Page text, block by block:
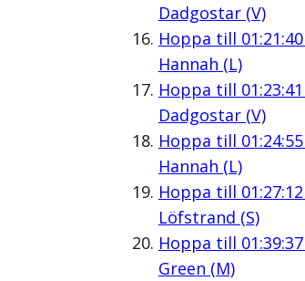
Dadgostar (V)
Hoppa till 01:21:40
Hannah (L)
Hoppa till 01:23:41
Dadgostar (V)
Hoppa till 01:24:55
Hannah (L)
Hoppa till 01:27:12
Löfstrand (S)
Hoppa till 01:39:37
Green (M)